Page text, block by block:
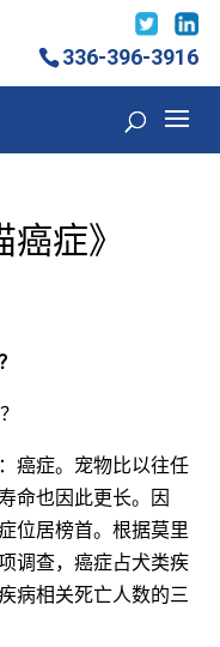
336-396-3916
症》
癌症。宠物比以往任
命也因此更长。因
位居榜首。根据莫里
调查，癌症占犬类疾
病相关死亡人数的三